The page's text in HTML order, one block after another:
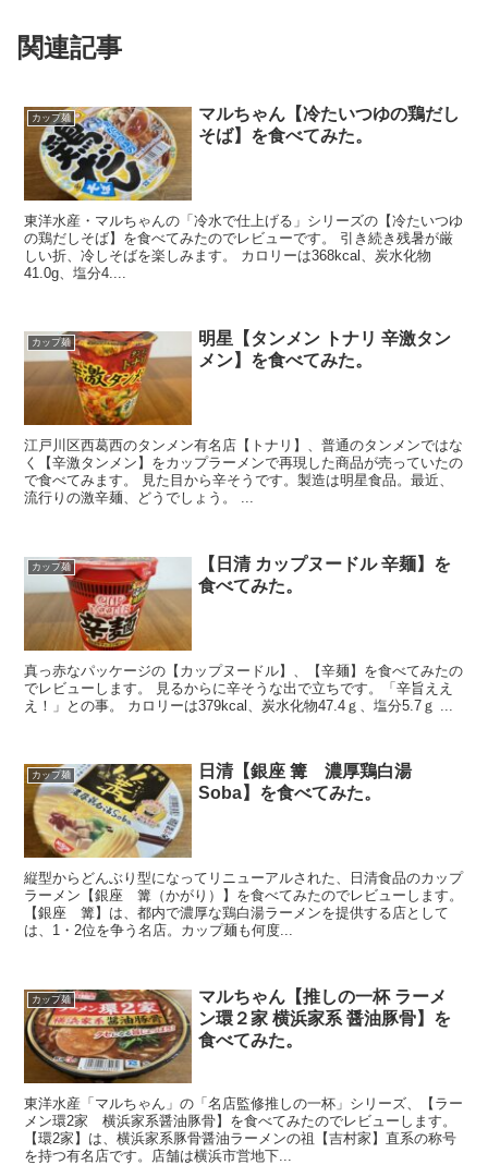
関連記事
カップ麺
マルちゃん【冷たいつゆの鶏だし
そば】を食べてみた。
東洋水産・マルちゃんの「冷水で仕上げる」シリーズの【冷たいつゆ
の鶏だしそば】を食べてみたのでレビューです。 引き続き残暑が厳
しい折、冷しそばを楽しみます。 カロリーは368kcal、炭水化物
41.0g、塩分4....
カップ麺
明星【タンメン トナリ 辛激タン
メン】を食べてみた。
江戸川区西葛西のタンメン有名店【トナリ】、普通のタンメンではな
く【辛激タンメン】をカップラーメンで再現した商品が売っていたの
で食べてみます。 見た目から辛そうです。製造は明星食品。最近、
流行りの激辛麺、どうでしょう。 ...
カップ麺
【日清 カップヌードル 辛麺】を
食べてみた。
真っ赤なパッケージの【カップヌードル】、【辛麺】を食べてみたの
でレビューします。 見るからに辛そうな出で立ちです。「辛旨ええ
え！」との事。 カロリーは379kcal、炭水化物47.4ｇ、塩分5.7ｇ ...
カップ麺
日清【銀座 篝 濃厚鶏白湯
Soba】を食べてみた。
縦型からどんぶり型になってリニューアルされた、日清食品のカップ
ラーメン【銀座 篝（かがり）】を食べてみたのでレビューします。
【銀座 篝】は、都内で濃厚な鶏白湯ラーメンを提供する店として
は、1・2位を争う名店。カップ麺も何度...
カップ麺
マルちゃん【推しの一杯 ラーメ
ン環２家 横浜家系 醤油豚骨】を
食べてみた。
東洋水産「マルちゃん」の「名店監修推しの一杯」シリーズ、【ラー
メン環2家 横浜家系醤油豚骨】を食べてみたのでレビューします。
【環2家】は、横浜家系豚骨醤油ラーメンの祖【吉村家】直系の称号
を持つ有名店です。店舗は横浜市営地下...